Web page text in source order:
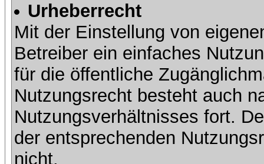
Urheberrecht
Mit der Einstellung von
Betreiber ein einfaches
für die öffentliche
Nutzungsrecht besteht auch
Nutzungsverhältnisses fort.
der entsprechenden
nicht.